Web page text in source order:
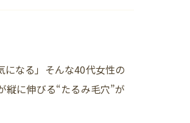
になる」そんな40代女性の
縦に伸びる“たるみ毛穴”が